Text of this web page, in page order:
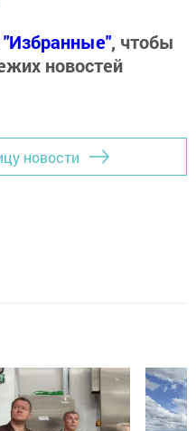
"Избранные", чтобы
новостей
новости